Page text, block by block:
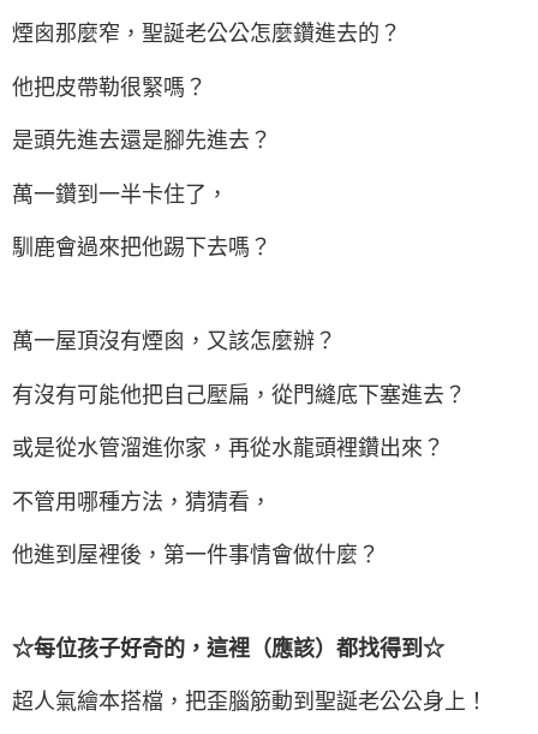
煙囪那麼窄，聖誕老公公怎麼鑽進去的？
他把皮帶勒很緊嗎？
是頭先進去還是腳先進去？
萬一鑽到一半卡住了，
馴鹿會過來把他踢下去嗎？
萬一屋頂沒有煙囪，又該怎麼辦？
有沒有可能他把自己壓扁，從門縫底下塞進去？
或是從水管溜進你家，再從水龍頭裡鑽出來？
不管用哪種方法，猜猜看，
他進到屋裡後，第一件事情會做什麼？
☆每位孩子好奇的，這裡（應該）都找得到☆
超人氣繪本搭檔，把歪腦筋動到聖誕老公公身上！